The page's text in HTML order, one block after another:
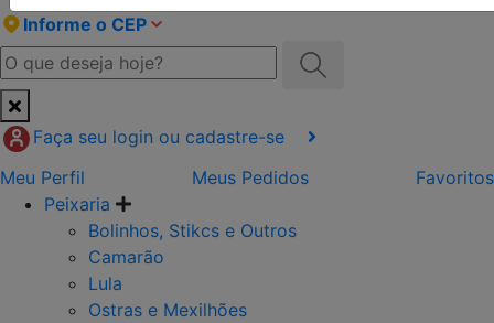
Informe o CEP
Faça seu login ou cadastre-se
Meu Perfil
Meus Pedidos
Favoritos
Peixaria
Bolinhos, Stikcs e Outros
Camarão
Lula
Ostras e Mexilhões